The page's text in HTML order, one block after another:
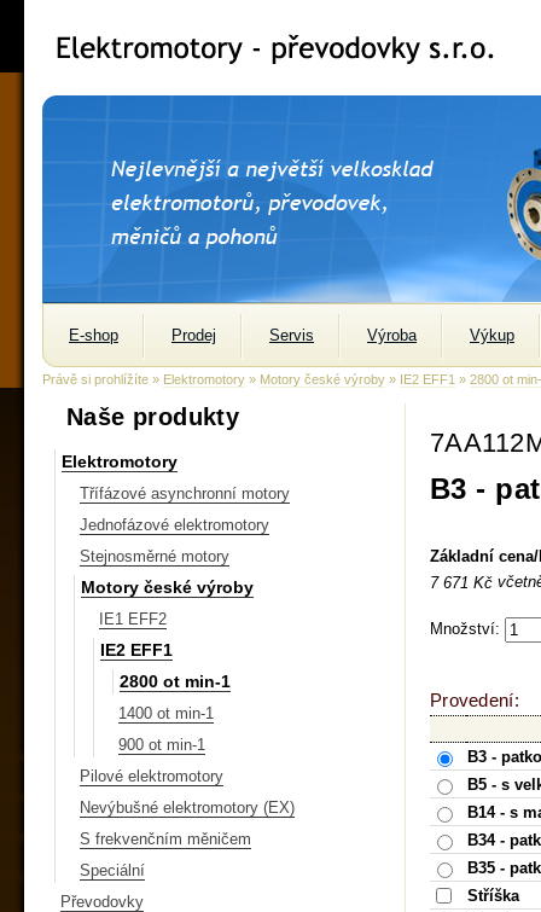
E-shop Prodej Servis Výroba Výkup
Právě si prohlížíte » Elektromotory » Motory české výroby » IE2 EFF1 » 2800 ot
Naše produkty
Elektromotory
Třífázové asynchronní motory
Jednofázové elektromotory
Stejnosměrné motory
Motory české výroby
IE1 EFF2
IE2 EFF1
2800 ot min-1
1400 ot min-1
900 ot min-1
Pilové elektromotory
Nevýbušné elektromotory (EX)
S frekvenčním měničem
Speciální
Převodovky
B3 -
Základní
7 671 Kč
Množství:
Provedení:
B3 -
B5 - s
B14 - s
B34 -
B35 -
Stříška